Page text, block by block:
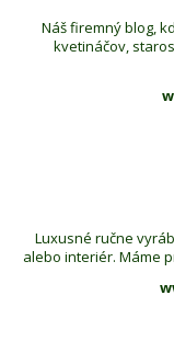
Náš firemný blog,
kvetináčov,
Luxusné ručne
alebo interiér. Máme